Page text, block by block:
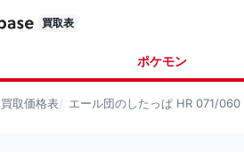
買取表
ポケモン
買取価格表 エール団のしたっぱ HR 071/060